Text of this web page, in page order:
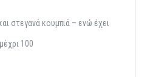
στεγανά κουμπιά – ενώ έχει
100